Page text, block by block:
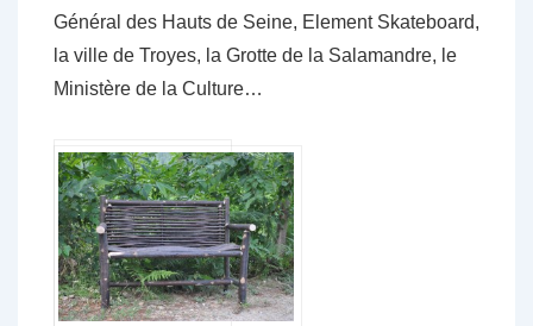
Général des Hauts de Seine, Element Skateboard,
la ville de Troyes, la Grotte de la Salamandre, le
Ministère de la Culture…